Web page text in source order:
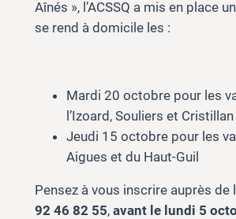
Aînés », l’ACSSQ a mis en place
se rend à domicile les :
Mardi 20 octobre pour les
l’Izoard, Souliers et Cristillan
Jeudi 15 octobre pour les
Aigues et du Haut-Guil
Pensez à vous inscrire auprès de
92 46 82 55, avant le lundi 5